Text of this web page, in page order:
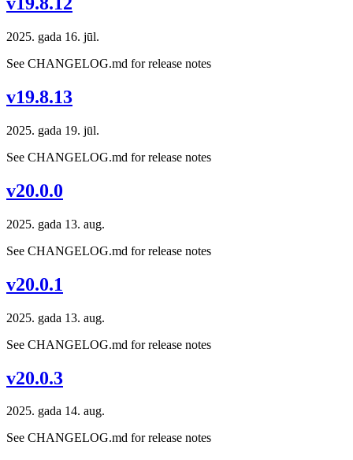
2025. gada 16. jūl.
See CHANGELOG.md for release notes
v19.8.13
2025. gada 19. jūl.
See CHANGELOG.md for release notes
v20.0.0
2025. gada 13. aug.
See CHANGELOG.md for release notes
v20.0.1
2025. gada 13. aug.
See CHANGELOG.md for release notes
v20.0.3
2025. gada 14. aug.
See CHANGELOG.md for release notes